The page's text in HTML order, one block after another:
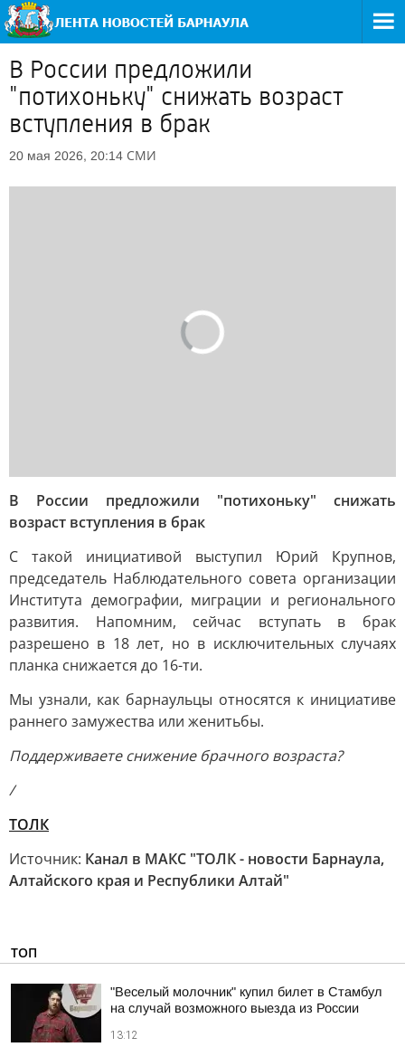
В России предложили
"потихоньку" снижать возраст
вступления в брак
20 мая 2026, 20:14 СМИ
В России предложили "потихоньку" снижать
возраст вступления в брак
С такой инициативой выступил Юрий Крупнов,
председатель Наблюдательного совета организации
Института демографии, миграции и регионального
развития. Напомним, сейчас вступать в брак
разрешено в 18 лет, но в исключительных случаях
планка снижается до 16-ти.
Мы узнали, как барнаульцы относятся к инициативе
раннего замужества или женитьбы.
Поддерживаете снижение брачного возраста?
/
ТОЛК
Источник: Канал в МАКС "ТОЛК - новости Барнаула,
Алтайского края и Республики Алтай"
ТОП
"Веселый молочник" купил билет в Стамбул
на случай возможного выезда из России
13:12